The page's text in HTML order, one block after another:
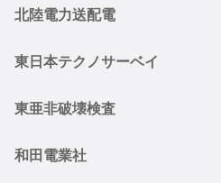
北陸電力送配電
東日本テクノサーベイ
東亜非破壊検査
和田電業社